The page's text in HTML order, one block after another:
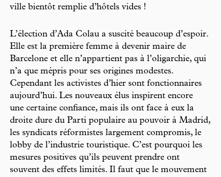
ville bientôt remplie d’hôtels vides !
L’élection d’Ada Colau a suscité beaucoup d’espoir.
Elle est la première femme à devenir maire de
Barcelone et elle n’appartient pas à l’oligarchie, qui
n’a que mépris pour ses origines modestes.
Cependant les activistes d’hier sont fonctionnaires
aujourd’hui. Les nouveaux élus inspirent encore
une certaine confiance, mais ils ont face à eux la
droite dure du Parti populaire au pouvoir à Madrid,
les syndicats réformistes largement compromis, le
lobby de l’industrie touristique. C’est pourquoi les
mesures positives qu’ils peuvent prendre ont
souvent des effets limités. Il faut que le mouvement